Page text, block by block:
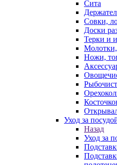
Сита
Совки,
Доски
Терки и
Молотки,
Ножи,
Уход за
Назад
Уход за